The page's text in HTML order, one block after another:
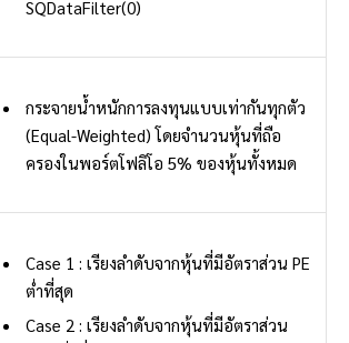
SQDataFilter(0)
กระจายน้ำหนักการลงทุนแบบเท่ากันทุกตัว
(Equal-Weighted) โดยจำนวนหุ้นที่ถือ
ครองในพอร์ตโฟลิโอ 5% ของหุ้นทั้งหมด
Case 1 : เรียงลำดับจากหุ้นที่มีอัตราส่วน PE
ต่ำที่สุด
Case 2 : เรียงลำดับจากหุ้นที่มีอัตราส่วน